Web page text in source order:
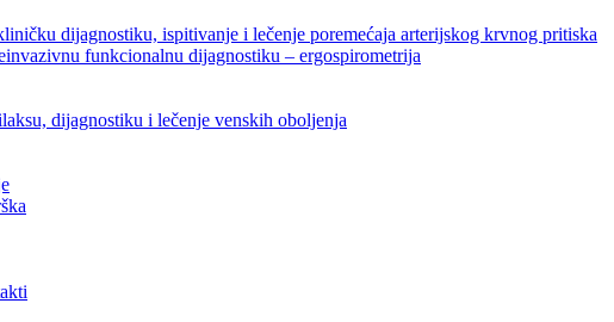
dijagnostiku, ispitivanje i lečenje poremećaja arterijskog krvnog pritiska
funkcionalnu dijagnostiku – ergospirometrija
dijagnostiku i lečenje venskih oboljenja